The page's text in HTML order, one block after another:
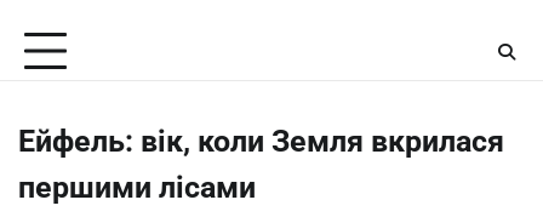
content
Ейфель: вік, коли Земля вкрилася
першими лісами